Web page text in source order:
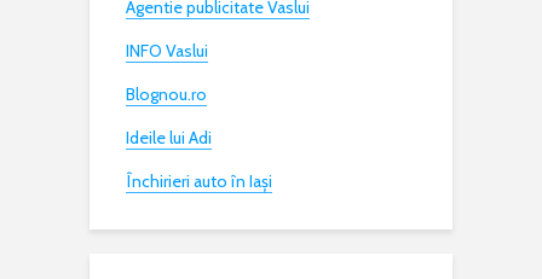
Agentie publicitate Vaslui
INFO Vaslui
Blognou.ro
Ideile lui Adi
Închirieri auto în Iași